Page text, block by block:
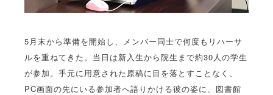
5月末から準備を開始し、メンバー同士で何度もリハーサ
ルを重ねてきた。当日は新入生から院生まで約30人の学生
が参加。手元に用意された原稿に目を落とすことなく、
PC画面の先にいる参加者へ語りかける彼の姿に、図書館